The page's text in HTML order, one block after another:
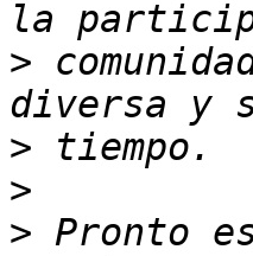
>
>
>
> Pronto